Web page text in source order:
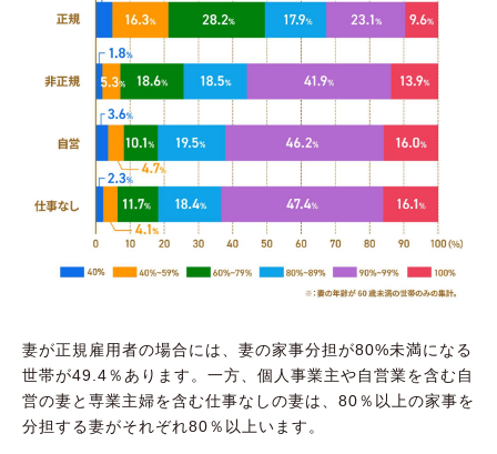
妻が正規雇用者の場合には、妻の家事分担が80%未満になる
世帯が49.4％あります。一方、個人事業主や自営業を含む自
営の妻と専業主婦を含む仕事なしの妻は、80％以上の家事を
分担する妻がそれぞれ80％以上います。